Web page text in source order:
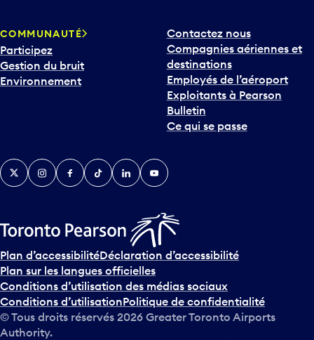
o
u
r
i
v
e
n
s
u
r
l
e
c
a
COMMUNAUTÉ
Participez
Gestion du bruit
Environnement
Contactez nous
Compagnies aériennes et
destinations
Employés de l’aéroport
Exploitants à Pearson
Bulletin
Ce qui se passe
TwitterInstagramFacebook
TikTokLinkedInYouTube
Plan d’accessibilitéDéclaration d’accessibilité
Plan sur les langues officielles
Conditions d’utilisation des médias sociaux
Conditions d’utilisationPolitique de confidentialité
© Tous droits réservés 2026 Greater Toronto Airports
Authority.